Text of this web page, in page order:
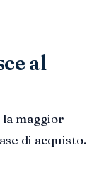
al
maggior
di acquisto.